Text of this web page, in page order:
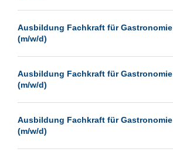
Leipzig
Magdeburg
Mannheim
Ausbildung Fachkraft für Gastronomie
(m/w/d)
Ausbildung Fachkraft für Gastronomie
(m/w/d)
Ausbildung Fachkraft für Gastronomie
(m/w/d)